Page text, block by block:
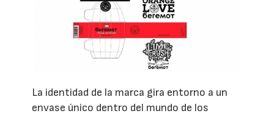
La identidad de la marca gira entorno a un
envase único dentro del mundo de los